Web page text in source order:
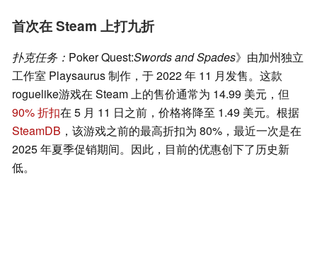
首次在 Steam 上打九折
扑克任务： Poker Quest:Swords and Spades》由加州独立
工作室 Playsaurus 制作，于 2022 年 11 月发售。这款
roguelike游戏在 Steam 上的售价通常为 14.99 美元，但
90% 折扣在 5 月 11 日之前，价格将降至 1.49 美元。根据
SteamDB ，该游戏之前的最高折扣为 80%，最近一次是在
2025 年夏季促销期间。因此，目前的优惠创下了历史新
低。